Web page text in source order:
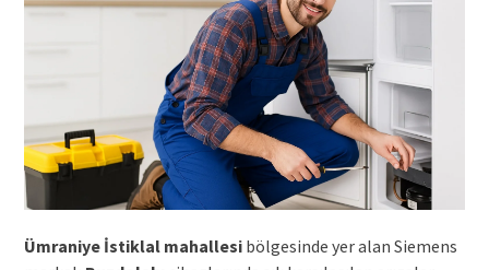
Ümraniye İstiklal mahallesibölgesinde yer alan Siemens